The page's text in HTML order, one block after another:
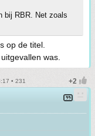
bij RBR. Net zoals
op de titel.
was.
• 231